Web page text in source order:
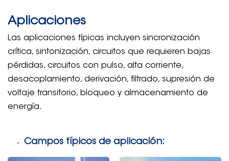
Aplicaciones
Las aplicaciones típicas incluyen sincronización
crítica, sintonización, circuitos que requieren bajas
pérdidas, circuitos con pulso, alta corriente,
desacoplamiento, derivación, filtrado, supresión de
voltaje transitorio, bloqueo y almacenamiento de
energía.
Campos típicos de aplicación: